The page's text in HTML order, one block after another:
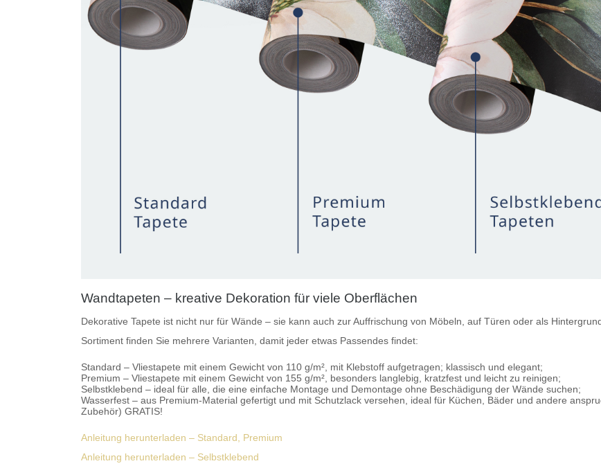
Wandtapeten – kreative Dekoration für viele Oberflächen
Dekorative Tapete ist nicht nur für Wände – sie kann auch zur Auffrischung von Möbeln, auf Türen oder als
Sortiment finden Sie mehrere Varianten, damit jeder etwas Passendes findet:
Standard – Vliestapete mit einem Gewicht von 110 g/m², mit Klebstoff aufgetragen; klassisch und elegant;
Premium – Vliestapete mit einem Gewicht von 155 g/m², besonders langlebig, kratzfest und leicht zu reinigen;
Selbstklebend – ideal für alle, die eine einfache Montage und Demontage ohne Beschädigung der Wände suchen;
Wasserfest – aus Premium-Material gefertigt und mit Schutzlack versehen, ideal für Küchen, Bäder und andere
Zubehör) GRATIS!
Anleitung herunterladen – Standard, Premium
Anleitung herunterladen – Selbstklebend